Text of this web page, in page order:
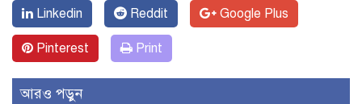
Linkedin Reddit Google Plus
Pinterest Print
আরও পড়ুন